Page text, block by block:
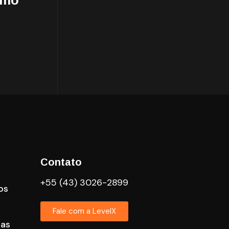
Contato
+55 (43) 3026-2899
Fale com a LevelX